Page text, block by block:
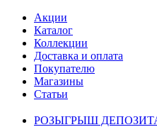
Акции
Каталог
Коллекции
Доставка и оплата
Покупателю
Магазины
Статьи
РОЗЫГРЫШ ДЕПОЗИТА